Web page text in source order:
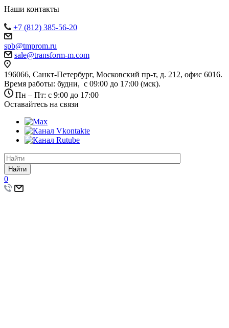
Наши контакты
+7 (812) 385-56-20
spb@tmprom.ru
sale@transform-m.com
196066, Санкт-Петербург, Московский пр-т, д. 212, офис 6016.
Время работы: будни, с 09:00 до 17:00 (мск).
Пн – Пт: с 9:00 до 17:00
Оставайтесь на связи
Найти
0